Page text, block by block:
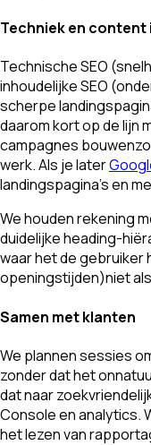
Techniek en content
Technische SEO
inhoudelijke SEO
scherpe
daarom kort op de lijn
campagnes
werk. Als je later
landingspagina’s en
We houden rekening
duidelijke heading-
waar het de gebruiker
openingstijden)niet
Samen met klanten
We plannen sessies
zonder dat het
dat naar
Console en analytics.
het lezen van